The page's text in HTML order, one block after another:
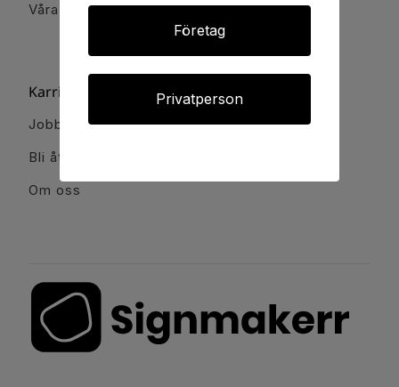
Våra kontor
Karriär & Partnerskap
Jobba hos oss
Bli återförsäljare & partner
Om oss
Företag
Privatperson